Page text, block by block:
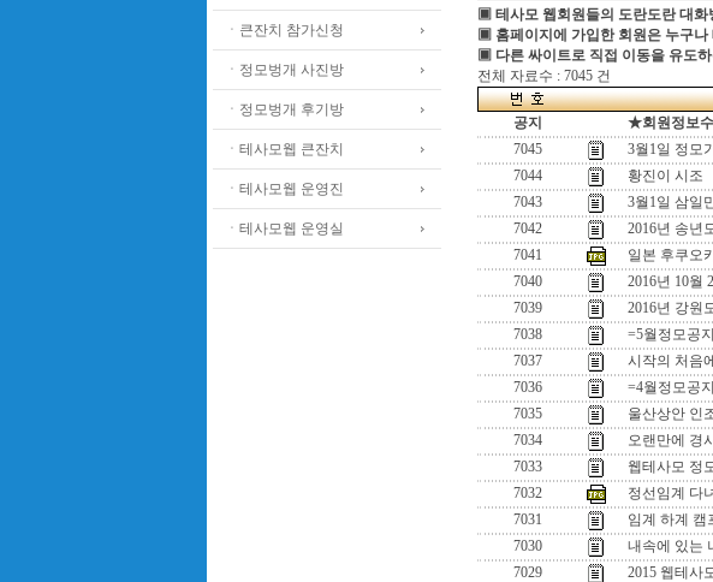
ㆍ큰잔치 참가신청
ㆍ정모벙개 사진방
ㆍ정모벙개 후기방
ㆍ테사모웹 큰잔치
ㆍ테사모웹 운영진
ㆍ테사모웹 운영실
▣ 테사모 웹회원들의 도란도란 대화
▣ 홈페이지에 가입한 회원은 누구나
▣ 다른 싸이트로 직접 이동을 유도
전체 자료수 : 7045 건
공지 ★회원정보
7045
3월1일 정모
7044
황진이 시조
7043
3월1일 삼일
7042
2016년 송년
7041
일본 후쿠오
7040
2016년 10월
7039
2016년 강원
7038
=5월정모공
7037
시작의 처음
7036
=4월정모공
7035
울산상안 인
7034
오랜만에 경
7033
웹테사모 정
7032
정선임계 다
7031
임계 하계 캠
7030
내속에 있는
7029
2015 웹테사